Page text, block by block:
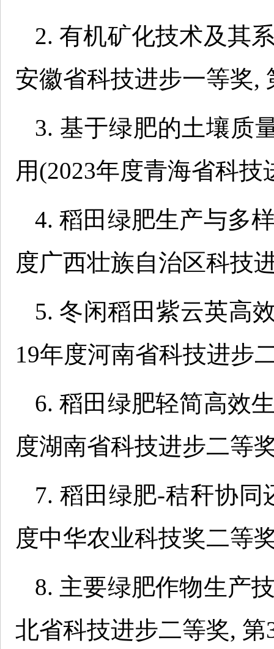
2. 有机矿化技术及其
安徽省科技进步一等奖,
3. 基于绿肥的土壤质
用(2023年度青海省科技
4. 稻田绿肥生产与多
度广西壮族自治区科技
5. 冬闲稻田紫云英高
19年度河南省科技进步
6. 稻田绿肥轻简高效
度湖南省科技进步二等
7. 稻田绿肥-秸秆协同
度中华农业科技奖二等
8. 主要绿肥作物生产
北省科技进步二等奖, 第